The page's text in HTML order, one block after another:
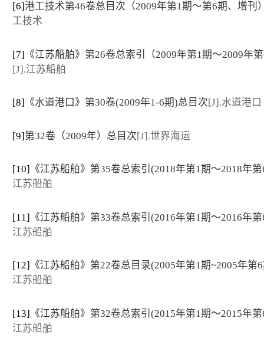
[6]港工技术第46卷总目次（2009年第1期～第6期、增刊
工技术
[7] 《江苏船舶》第26卷总索引（2009年第1期～2009年
[J].江苏船舶
[8] 《水道港口》第30卷(2009年1-6期)总目次[J].水道港口
[9]第32卷（2009年）总目次[J].世界海运
[10] 《江苏船舶》第35卷总索引(2018年第1期～2018年
江苏船舶
[11] 《江苏船舶》第33卷总索引(2016年第1期～2016年
江苏船舶
[12] 《江苏船舶》第22卷总目录(2005年第1期~2005年第
江苏船舶
[13] 《江苏船舶》第32卷总索引(2015年第1期～2015年
江苏船舶